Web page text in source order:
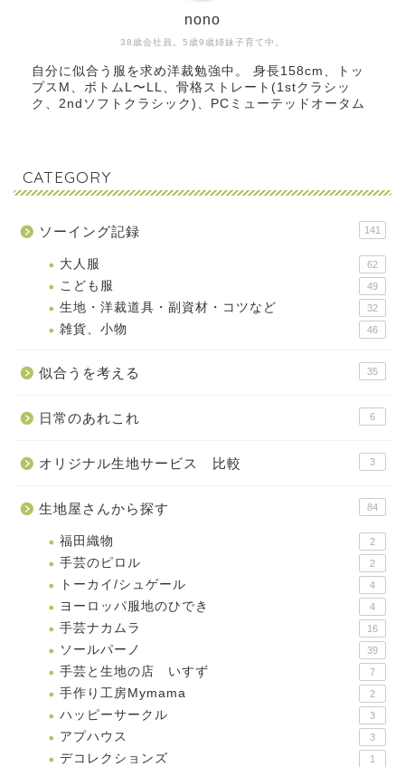
38歳会社員。5歳9歳姉妹子育て中。
nono
自分に似合う服を求め洋裁勉強中。 身長158cm、トッ
プスM、ボトムL〜LL、骨格ストレート(1stクラシッ
ク、2ndソフトクラシック)、PCミューテッドオータム
CATEGORY
ソーイング記録 141
大人服 62
こども服 49
生地・洋裁道具・副資材・コツなど 32
雑貨、小物 46
似合うを考える 35
日常のあれこれ 6
オリジナル生地サービス 比較 3
生地屋さんから探す 84
福田織物 2
手芸のピロル 2
トーカイ/シュゲール 4
ヨーロッパ服地のひでき 4
手芸ナカムラ 16
ソールパーノ 39
手芸と生地の店 いすず 7
手作り工房Mymama 2
ハッピーサークル 3
アプハウス 3
デコレクションズ 1